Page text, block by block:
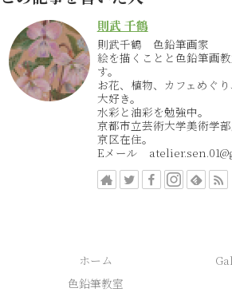
則武 千鶴
則武千鶴 色鉛筆画家
絵を描くことと色鉛筆画
す。
お花、植物、カフェめぐ
大好き。
水彩と油彩を勉強中。
京都市立芸術大学美術学
京区在住。
Eメール
ホーム
色鉛筆教室